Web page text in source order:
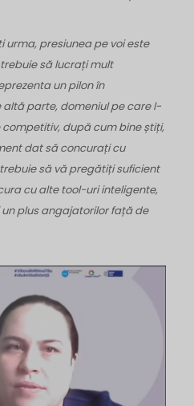
urma, presiunea pe voi este
să lucrați mult
un pilon în
altă parte, domeniul pe care l-
după cum bine știți,
dat să concurați cu
să vă pregătiți suficient
cu alte tool-uri inteligente,
plus angajatorilor față de